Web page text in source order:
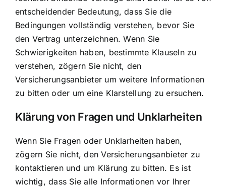
entscheidender Bedeutung, dass Sie die
Bedingungen vollständig verstehen, bevor Sie
den Vertrag unterzeichnen. Wenn Sie
Schwierigkeiten haben, bestimmte Klauseln zu
verstehen, zögern Sie nicht, den
Versicherungsanbieter um weitere Informationen
zu bitten oder um eine Klarstellung zu ersuchen.
Klärung von Fragen und Unklarheiten
Wenn Sie Fragen oder Unklarheiten haben,
zögern Sie nicht, den Versicherungsanbieter zu
kontaktieren und um Klärung zu bitten. Es ist
wichtig, dass Sie alle Informationen vor Ihrer